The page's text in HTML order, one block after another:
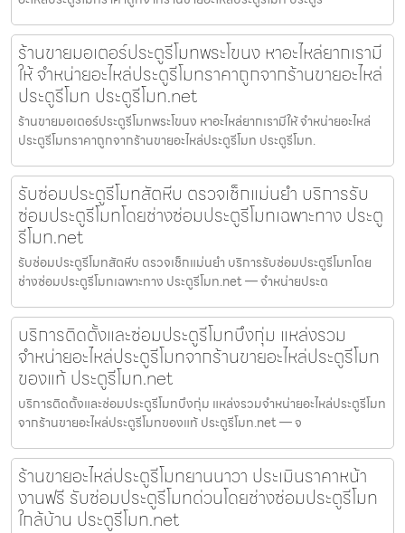
ร้านขายมอเตอร์ประตูรีโมทพระโขนง หาอะไหล่ยากเรามี
ให้ จำหน่ายอะไหล่ประตูรีโมทราคาถูกจากร้านขายอะไหล่
ประตูรีโมท ประตูรีโมท.net
ร้านขายมอเตอร์ประตูรีโมทพระโขนง หาอะไหล่ยากเรามีให้ จำหน่ายอะไหล่
ประตูรีโมทราคาถูกจากร้านขายอะไหล่ประตูรีโมท ประตูรีโมท.
รับซ่อมประตูรีโมทสัตหีบ ตรวจเช็กแม่นยำ บริการรับ
ซ่อมประตูรีโมทโดยช่างซ่อมประตูรีโมทเฉพาะทาง ประตู
รีโมท.net
รับซ่อมประตูรีโมทสัตหีบ ตรวจเช็กแม่นยำ บริการรับซ่อมประตูรีโมทโดย
ช่างซ่อมประตูรีโมทเฉพาะทาง ประตูรีโมท.net — จำหน่ายประต
บริการติดตั้งและซ่อมประตูรีโมทบึงกุ่ม แหล่งรวม
จำหน่ายอะไหล่ประตูรีโมทจากร้านขายอะไหล่ประตูรีโมท
ของแท้ ประตูรีโมท.net
บริการติดตั้งและซ่อมประตูรีโมทบึงกุ่ม แหล่งรวมจำหน่ายอะไหล่ประตูรีโมท
จากร้านขายอะไหล่ประตูรีโมทของแท้ ประตูรีโมท.net — จ
ร้านขายอะไหล่ประตูรีโมทยานนาวา ประเมินราคาหน้า
งานฟรี รับซ่อมประตูรีโมทด่วนโดยช่างซ่อมประตูรีโมท
ใกล้บ้าน ประตูรีโมท.net